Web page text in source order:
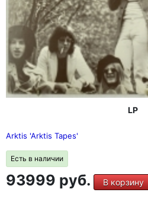
LP
Arktis 'Arktis Tapes'
Есть в наличии
93999 руб. В корзину